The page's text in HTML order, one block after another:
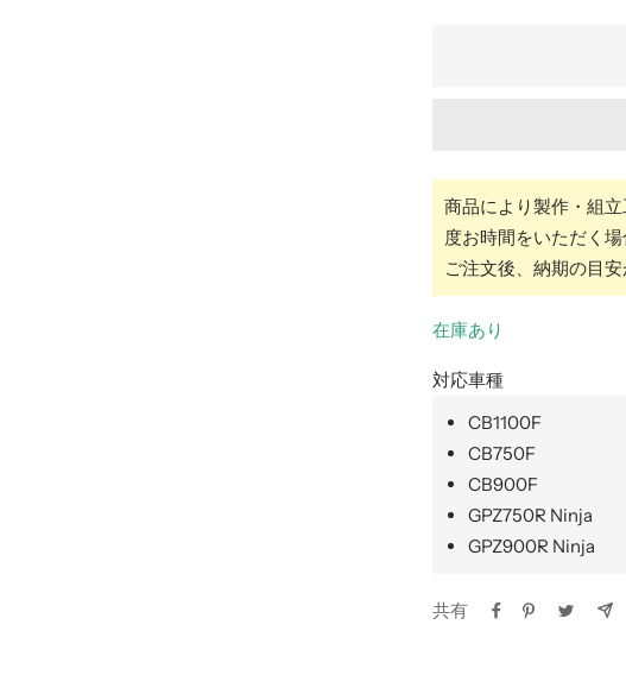
商品により製作・組
度お時間をいただく場
ご注文後、納期の目
在庫あり
対応車種
CB1100F
CB750F
CB900F
GPZ750R Ninja
GPZ900R Ninja
共有